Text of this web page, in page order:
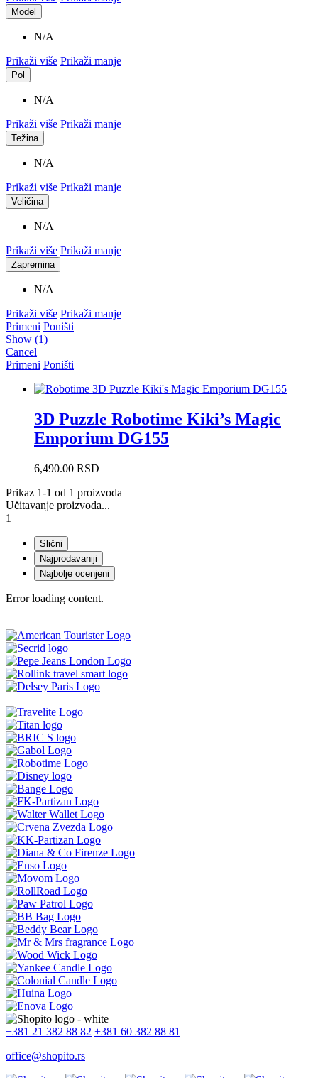
Model
N/A
Prikaži više Prikaži manje
Pol
N/A
Prikaži više Prikaži manje
Težina
N/A
Prikaži više Prikaži manje
Veličina
N/A
Prikaži više Prikaži manje
Zapremina
N/A
Prikaži više Prikaži manje
Primeni Poništi
Show (1)
Cancel
Primeni Poništi
3D Puzzle Robotime Kiki’s Magic
Emporium DG155
6,490.00 RSD
Prikaz 1-1 od 1 proizvoda
Učitavanje proizvoda...
1
Slični
Najprodavaniji
Najbolje ocenjeni
Error loading content.
+381 21 382 88 82 +381 60 382 88 81
office@shopito.rs